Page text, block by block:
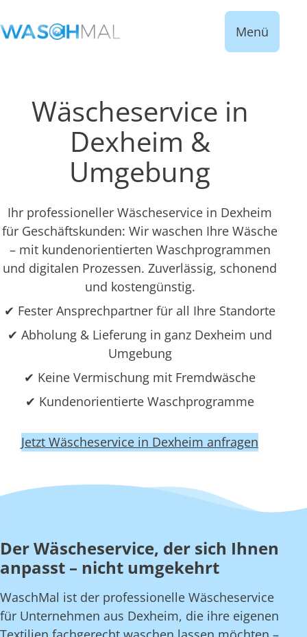
Menü
Wäscheservice in
Dexheim &
Umgebung
Ihr professioneller Wäscheservice in Dexheim
für Geschäftskunden: Wir waschen Ihre Wäsche
– mit kundenorientierten Waschprogrammen
und digitalen Prozessen. Zuverlässig, schonend
und kostengünstig.
✔ Fester Ansprechpartner für all Ihre Standorte
✔ Abholung & Lieferung in ganz Dexheim und
Umgebung
✔ Keine Vermischung mit Fremdwäsche
✔ Kundenorientierte Waschprogramme
Jetzt Wäscheservice in Dexheim anfragen
Der Wäscheservice, der sich Ihnen
anpasst – nicht umgekehrt
WaschMal ist der professionelle Wäscheservice
für Unternehmen aus Dexheim, die ihre eigenen